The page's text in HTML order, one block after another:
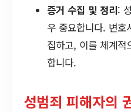
증거 수집 및 정리:
우 중요합니다. 변호
집하고, 이를 체계적
합니다.
성범죄 피해자의